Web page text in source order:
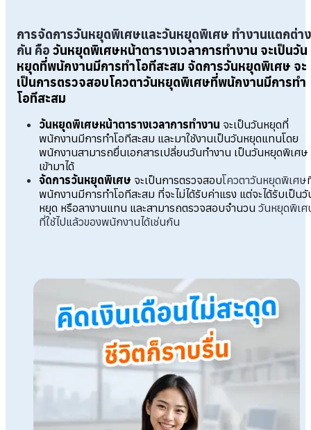
การจัดการวันหยุดพิเศษและวันหยุดพิเศษ ทำงานแตกต่าง
กัน คือ วันหยุดพิเศษหน้าตารางเวลาการทำงาน จะเป็นวัน
หยุดที่พนักงานมีการทำโอทีสะสม จัดการวันหยุดพิเศษ จะ
เป็นการตรวจสอบโควตาวันหยุดพิเศษที่พนักงานมีการทำ
โอทีสะสม
วันหยุดพิเศษหน้าตารางเวลาการทำงาน จะเป็นวันหยุดที่
พนักงานมีการทำโอทีสะสม และมาใช้งานเป็นวันหยุดแทนโดย
พนักงานสามารถยื่นเอกสารเปลี่ยนวันทำงาน เป็นวันหยุดพิเศษ
เข้ามาได้
จัดการวันหยุดพิเศษ จะเป็นการตรวจสอบโควตาวันหยุดพิเศษ
พนักงานมีการทำโอทีสะสม ที่จะไม่ได้รับค่าแรง แต่จะได้รับเป็นวั
หยุด หรือลางานแทน และสามารถตรวจสอบจำนวน วันหยุดพิเ
ที่ใช้ไปแล้วของพนักงานได้เช่นกัน